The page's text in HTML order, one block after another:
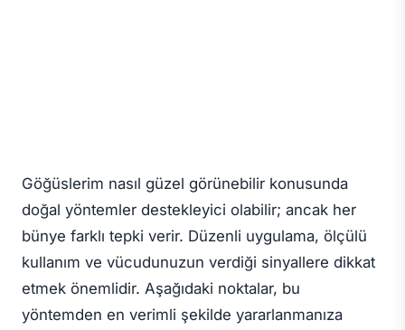
Göğüslerim nasıl güzel görünebilir konusunda
doğal yöntemler destekleyici olabilir; ancak her
bünye farklı tepki verir. Düzenli uygulama, ölçülü
kullanım ve vücudunuzun verdiği sinyallere dikkat
etmek önemlidir. Aşağıdaki noktalar, bu
yöntemden en verimli şekilde yararlanmanıza